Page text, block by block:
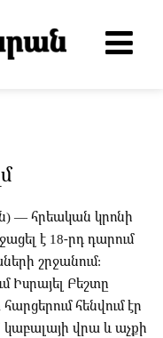
— հրեական կրոնի
է 18-րդ դարում
շրջանում:
Իսրայել Բեշտը
հենվում էր
կաբալայի վրա և աչքի